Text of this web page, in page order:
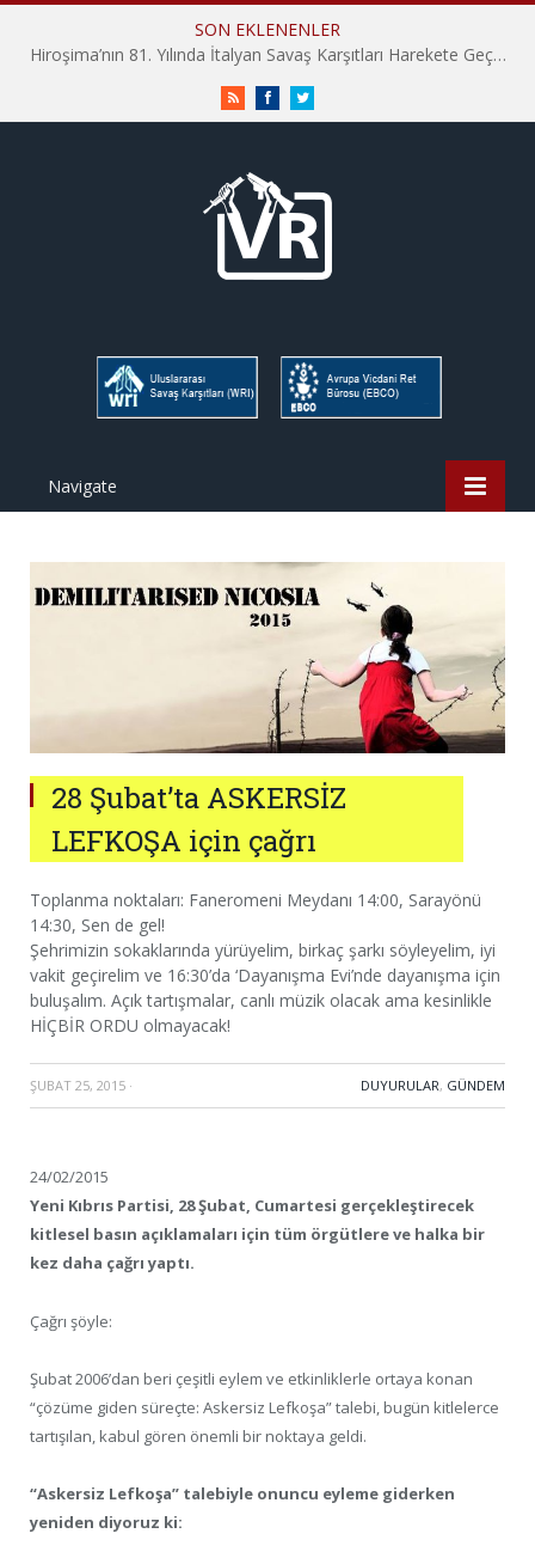
SON EKLENENLER
Hiroşima’nın 81. Yılında İtalyan Savaş Karşıtları Harekete Geçti: “Hatırlamak yeterli değil”
RSS FacebookTwitter
Navigate
28 Şubat’ta ASKERSİZ
LEFKOŞA için çağrı
Toplanma noktaları: Faneromeni Meydanı 14:00, Sarayönü
14:30, Sen de gel!
Şehrimizin sokaklarında yürüyelim, birkaç şarkı söyleyelim, iyi
vakit geçirelim ve 16:30’da ‘Dayanışma Evi’nde dayanışma için
buluşalım. Açık tartışmalar, canlı müzik olacak ama kesinlikle
HİÇBİR ORDU olmayacak!
ŞUBAT 25, 2015 · DUYURULAR, GÜNDEM
24/02/2015
Yeni Kıbrıs Partisi, 28 Şubat, Cumartesi gerçekleştirecek
kitlesel basın açıklamaları için tüm örgütlere ve halka bir
kez daha çağrı yaptı.
Çağrı şöyle:
Şubat 2006’dan beri çeşitli eylem ve etkinliklerle ortaya konan
“çözüme giden süreçte: Askersiz Lefkoşa” talebi, bugün kitlelerce
tartışılan, kabul gören önemli bir noktaya geldi.
“Askersiz Lefkoşa” talebiyle onuncu eyleme giderken
yeniden diyoruz ki: